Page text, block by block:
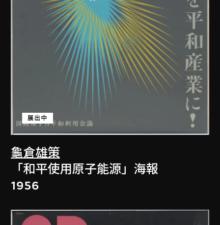
龜倉雄策
展出中
「和平使用原子能源」海報
1956